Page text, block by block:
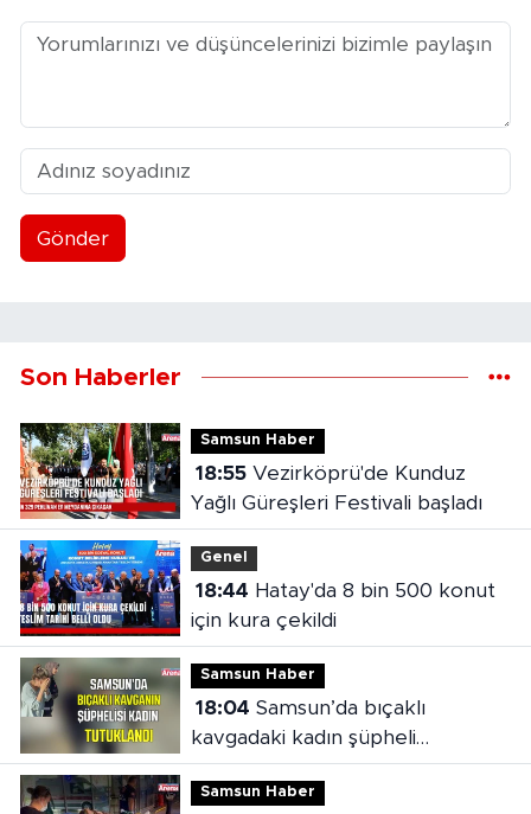
Gönder
Son Haberler
Samsun Haber
18:55Vezirköprü'de Kunduz
Yağlı Güreşleri Festivali başladı
Genel
18:44
için kura çekildi
Samsun Haber
18:04
kavgadaki kadın şüpheli
tutuklandı
Samsun Haber